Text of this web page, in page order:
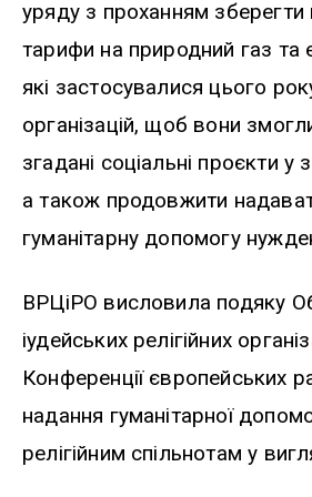
уряду з проханням зберегти
тарифи на природний газ та
які застосувалися цього
організацій, щоб вони
згадані соціальні проєкти у
а також продовжити
гуманітарну допомогу
ВРЦіРО висловила подяку
іудейських релігійних
Конференції європейських
надання гуманітарної
релігійним спільнотам у